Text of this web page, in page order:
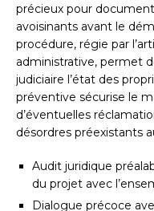
précieux pour
avoisinants avant le
procédure, régie par
administrative, permet
judiciaire l’état des
préventive sécurise le
d’éventuelles
désordres préexistants
Audit juridique
du projet avec
Dialogue précoce